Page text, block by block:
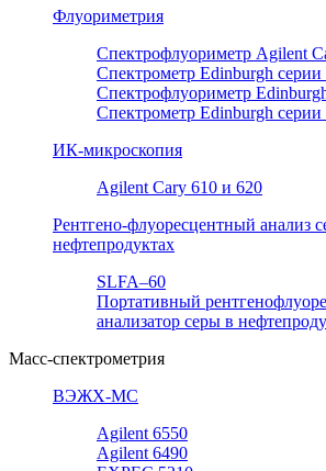
Флуориметрия
Спектрофлуориметр Agilent
Спектрометр Edinburgh
Спектрофлуориметр
Спектрометр Edinburgh
ИК-микроскопия
Agilent Cary 610 и 620
Рентгено-флуоресцентный анализ
нефтепродуктах
SLFA–60
Портативный
анализатор серы в
Масс-спектрометрия
ВЭЖХ-МС
Agilent 6550
Agilent 6490